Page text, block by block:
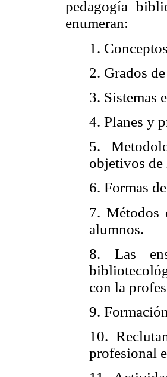
pedagogía
enumeran:
1.
2. Grados
3. Sistemas
4. Planes y
5.
objetivos de
6. Formas
7. Métodos
alumnos.
8. Las
con la
9.
10.
profesional